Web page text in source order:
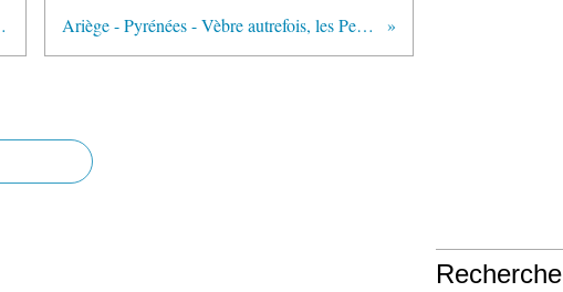
Canal Ariège - Pyrénées - Vèbre autrefois, les Personnalités
Recherche